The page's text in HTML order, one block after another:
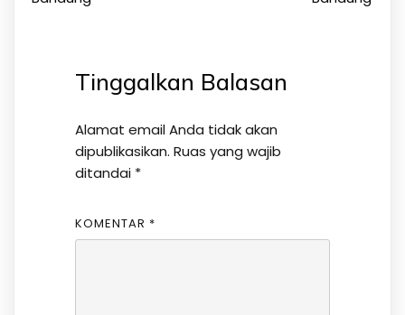
Tinggalkan Balasan
Alamat email Anda tidak akan
dipublikasikan. Ruas yang wajib
ditandai *
KOMENTAR *